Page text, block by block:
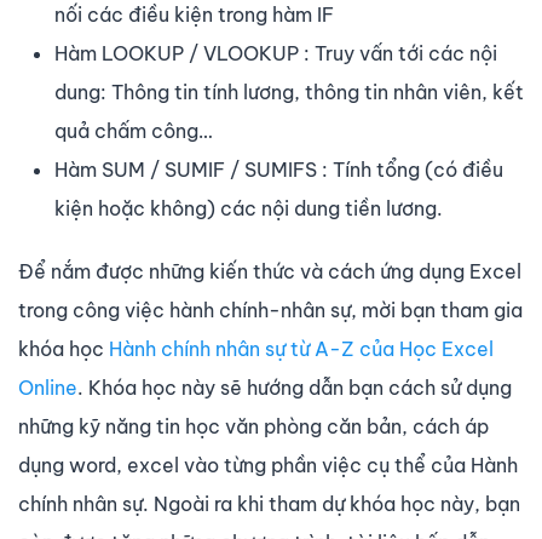
nối các điều kiện trong hàm IF
Hàm LOOKUP / VLOOKUP : Truy vấn tới các nội
dung: Thông tin tính lương, thông tin nhân viên, kết
quả chấm công…
Hàm SUM / SUMIF / SUMIFS : Tính tổng (có điều
kiện hoặc không) các nội dung tiền lương.
Để nắm được những kiến thức và cách ứng dụng Excel
trong công việc hành chính-nhân sự, mời bạn tham gia
khóa học Hành chính nhân sự từ A-Z của Học Excel
Online. Khóa học này sẽ hướng dẫn bạn cách sử dụng
những kỹ năng tin học văn phòng căn bản, cách áp
dụng word, excel vào từng phần việc cụ thể của Hành
chính nhân sự. Ngoài ra khi tham dự khóa học này, bạn